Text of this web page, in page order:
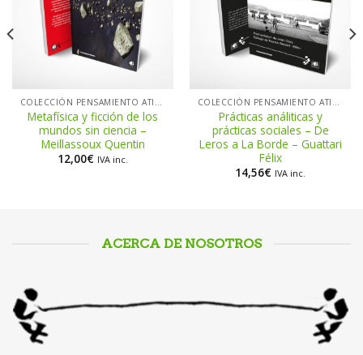
COLECCIÓN PENSAMIENTO ATIEMPO
Metafísica y ficción de los
mundos sin ciencia –
Meillassoux Quentin
12,00€ IVA inc.
COLECCIÓN PENSAMIENTO ATIEMPO
Prácticas análiticas y
prácticas sociales – De
Leros a La Borde – Guattari
Félix
14,56€ IVA inc.
ACERCA DE NOSOTROS